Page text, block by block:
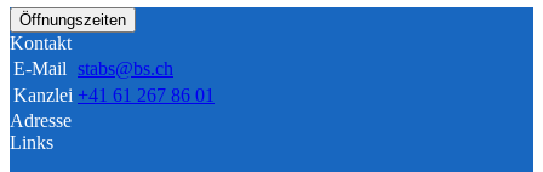
Öffnungszeiten
Kontakt
E-Mail stabs@bs.ch
Kanzlei +41 61 267 86 01
Adresse
Links